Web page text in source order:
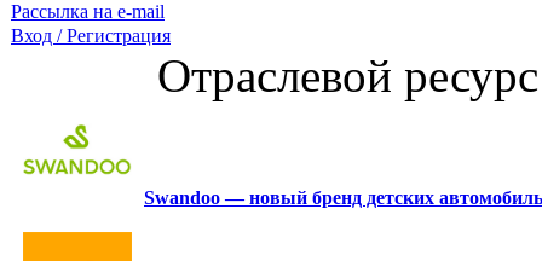
Рассылка на e-mail
Вход / Регистрация
Отраслевой
Swandoo — новый бренд детских